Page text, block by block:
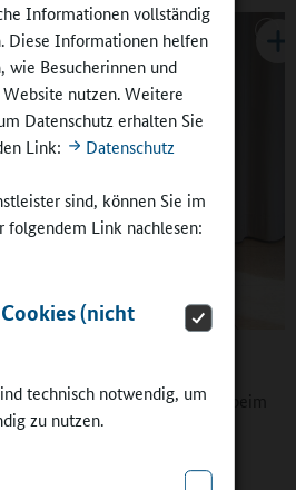
Informationen vollständig
Diese Informationen helfen
wie Besucherinnen und
Website nutzen. Weitere
Datenschutz erhalten Sie
Link:
Datenschutz
sind, können Sie im
folgendem Link nachlesen:
(nicht
technisch notwendig, um
zu nutzen.
des offenen Ganztags sind beim
zwölf Grundschulen der Stadt
Jahr findet eine ganztägige
über ein Thema von